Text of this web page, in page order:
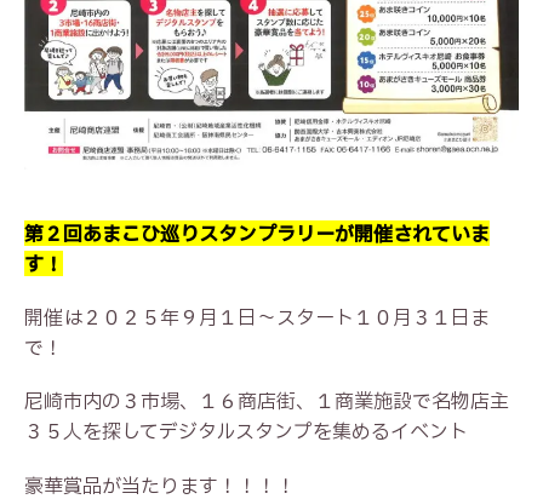
第２回あまこひ巡りスタンプラリーが開催されていま
す！
開催は２０２５年９月１日～スタート１０月３１日ま
で！
尼崎市内の３市場、１６商店街、１商業施設で名物店主
３５人を探してデジタルスタンプを集めるイベント
豪華賞品が当たります！！！！